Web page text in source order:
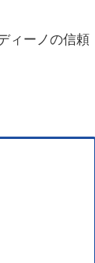
ィーノの信頼